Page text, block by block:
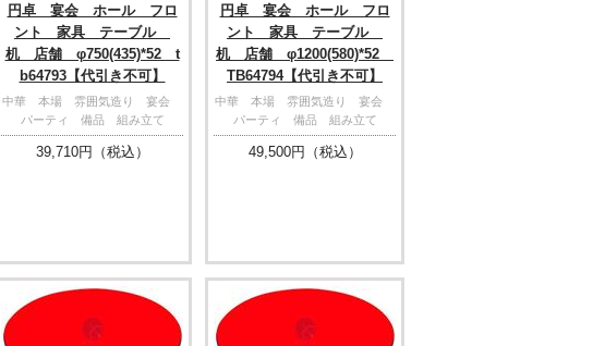
円卓 宴会 ホール フロ
ント 家具 テーブル
机 店舗 φ750(435)*52 t
b64793【代引き不可】
中華 本場 雰囲気造り 宴会
パーティ 備品 組み立て
39,710円（税込）
円卓 宴会 ホール フロ
ント 家具 テーブル
机 店舗 φ1200(580)*52
TB64794【代引き不可】
中華 本場 雰囲気造り 宴会
パーティ 備品 組み立て
49,500円（税込）